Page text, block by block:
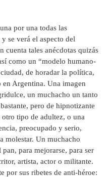
por una todas las
se verá el aspecto del
cuenta tales anécdotas quizás
como un “modelo humano-
de horadar la política,
Argentina. Una imagen
un muchacho un tanto
pero de hipnotizante
tipo de adultez, o una
preocupado y serio,
molestar. Un muchacho
pan, para mejorarse, para ser
artista, actor o militante.
por sus ribetes de anti-héroe: